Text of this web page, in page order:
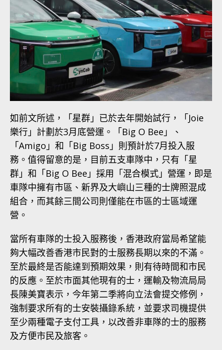
如前文所述，「星群」已於去年開始試行，「Joie
樂行」計劃於3月底營運。「Big O Bee」、
「Amigo」和「Big Boss」則預計於7月投入服
務。值得留意的是，目前五支車隊中，只有「星
群」和「Big O Bee」採用「混合模式」營運，即是
車隊中擁有市區、新界及大嶼山三種的士牌照混成
組合，而其餘三間公司則僅能在市區的士區域運
營。
當所有車隊的士投入服務後，香港政府當局希望能
夠大幅改善香港市民對的士服務長期以來的不滿。
至於最終是否能達到預期效果，則有待時間和市民
的反應。至於市面其他現有的士，運輸及物流局局
長陳美寶表示，今年第二季將向立法會提交修例，
強制要求所有的士安裝攝錄系統，並要求司機提供
至少兩種電子支付工具，以改善非車隊的士的服務
及方便市民及旅客。